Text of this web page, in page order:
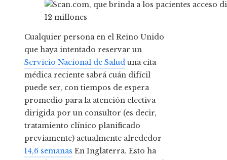
Cualquier persona en el Reino Unido
que haya intentado reservar un
Servicio Nacional de Salud una cita
médica reciente sabrá cuán difícil
puede ser, con tiempos de espera
promedio para la atención electiva
dirigida por un consultor (es decir,
tratamiento clínico planificado
previamente) actualmente alrededor
14,6 semanas En Inglaterra. Esto ha